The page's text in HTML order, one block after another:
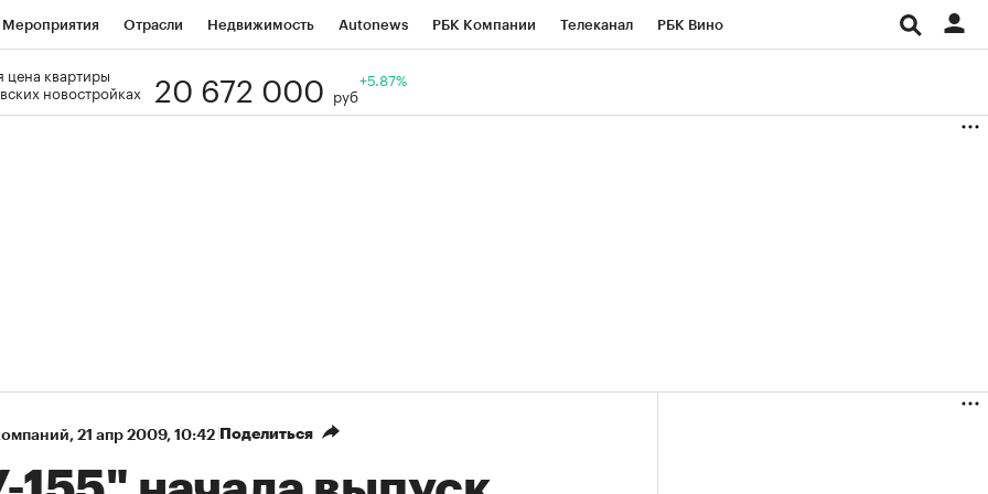
Мероприятия Отрасли Недвижимость Autonews РБК Компании Телеканал РБК Вино
Визионеры
цена квартиры
новостройках
20 672 000 руб
+5.87%
⁠, 21 апр 2009, 10:42 Поделиться